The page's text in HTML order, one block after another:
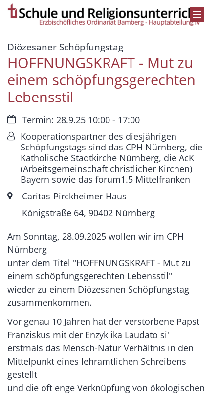
Zum Inhalt springen
Diözesaner Schöpfungstag:
HOFFNUNGSKRAFT - Mut zu
einem schöpfungsgerechten
Lebensstil
Datum:Termin: 28.9.25 10:00 - 17:00
Von:Kooperationspartner des diesjährigen
Schöpfungstags sind das CPH Nürnberg, die
Katholische Stadtkirche Nürnberg, die AcK
(Arbeitsgemeinschaft christlicher Kirchen)
Bayern sowie das forum1.5 Mittelfranken
Ort: Caritas-Pirckheimer-Haus
Königstraße 64, 90402 Nürnberg
Am Sonntag, 28.09.2025 wollen wir im CPH
Nürnberg
unter dem Titel "HOFFNUNGSKRAFT - Mut zu
einem schöpfungsgerechten Lebensstil"
wieder zu einem Diözesanen Schöpfungstag
zusammenkommen.
Vor genau 10 Jahren hat der verstorbene Papst
Franziskus mit der Enzyklika Laudato si'
erstmals das Mensch-Natur Verhältnis in den
Mittelpunkt eines lehramtlichen Schreibens
gestellt
und die oft enge Verknüpfung von ökologischen